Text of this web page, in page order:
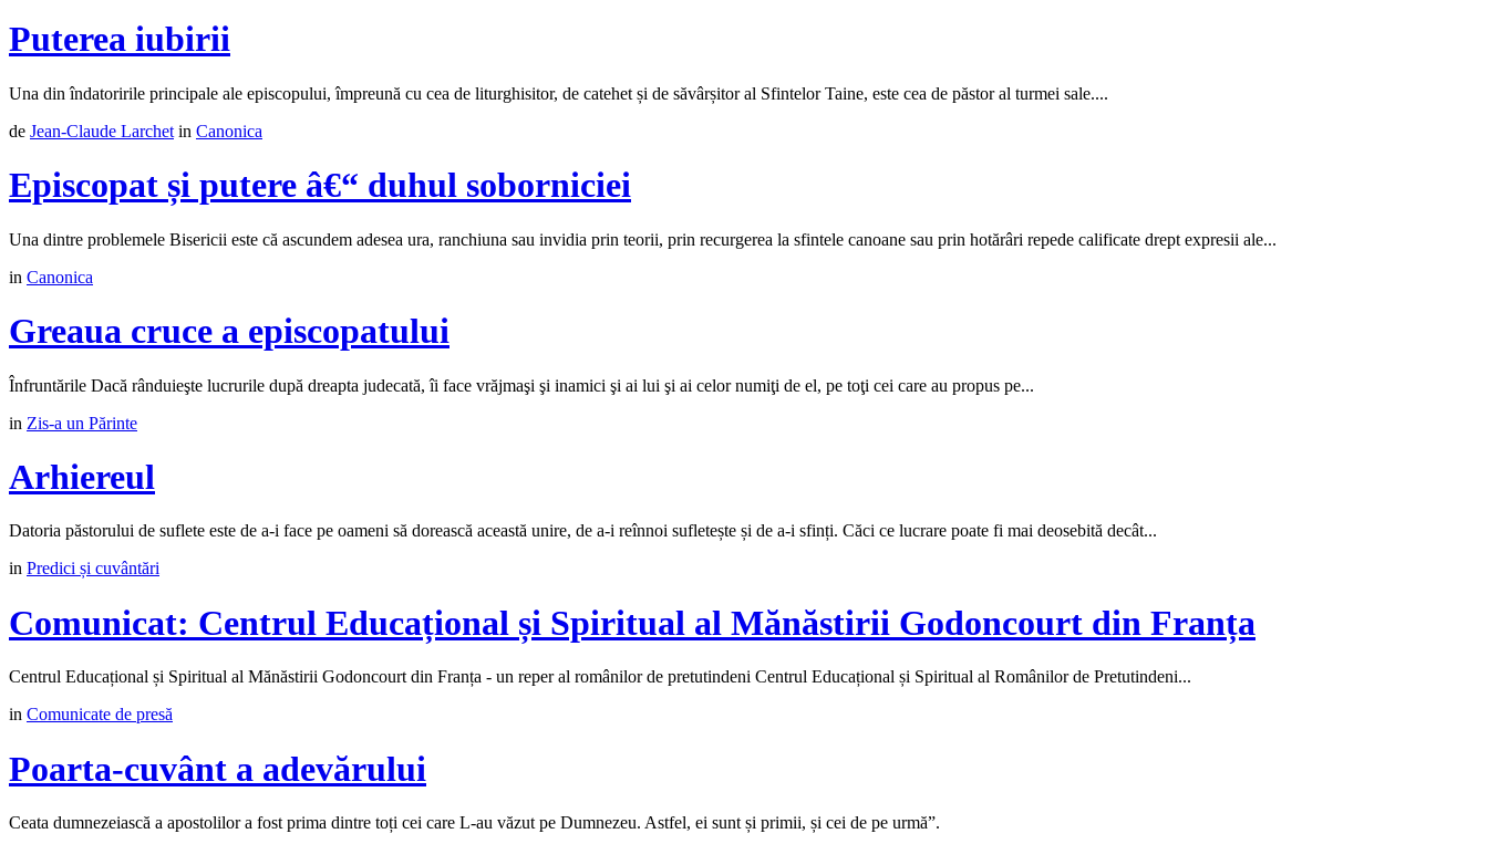
Puterea iubirii
Una din îndatoririle principale ale episcopului, împreună cu cea de liturghisitor, de catehet și de săvârșitor al Sfintelor Taine, este cea de păstor al turmei sale....
de Jean-Claude Larchet in Canonica
Episcopat și putere â€“ duhul soborniciei
Una dintre problemele Bisericii este că ascundem adesea ura, ranchiuna sau invidia prin teorii, prin recurgerea la sfintele canoane sau prin hotărâri repede calificate drept expresii ale...
in Canonica
Greaua cruce a episcopatului
Înfruntările Dacă rânduieşte lucrurile după dreapta judecată, îi face vrăjmaşi şi inamici şi ai lui şi ai celor numiţi de el, pe toţi cei care au propus pe...
in Zis-a un Părinte
Arhiereul
Datoria păstorului de suflete este de a-i face pe oameni să dorească această unire, de a-i reînnoi sufletește și de a-i sfinți. Căci ce lucrare poate fi mai deosebită decât...
in Predici și cuvântări
Comunicat: Centrul Educațional și Spiritual al Mănăstirii Godoncourt din Franța
Centrul Educațional și Spiritual al Mănăstirii Godoncourt din Franța - un reper al românilor de pretutindeni Centrul Educațional și Spiritual al Românilor de Pretutindeni...
in Comunicate de presă
Poarta-cuvânt a adevărului
Ceata dumnezeiască a apostolilor a fost prima dintre toți cei care L-au văzut pe Dumnezeu. Astfel, ei sunt și primii, și cei de pe urmă”.